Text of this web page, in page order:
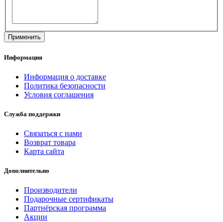
Информация
Информация о доставке
Политика безопасности
Условия соглашения
Служба поддержки
Связаться с нами
Возврат товара
Карта сайта
Дополнительно
Производители
Подарочные сертификаты
Партнёрская программа
Акции